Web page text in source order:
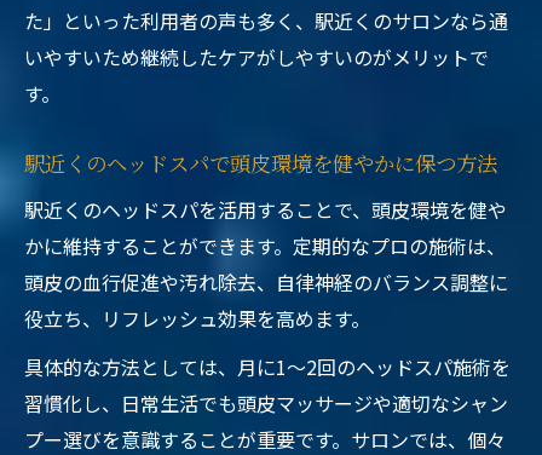
た」といった利用者の声も多く、駅近くのサロンなら通
いやすいため継続したケアがしやすいのがメリットで
す。
駅近くのヘッドスパで頭皮環境を健やかに保つ方法
駅近くのヘッドスパを活用することで、頭皮環境を健や
かに維持することができます。定期的なプロの施術は、
頭皮の血行促進や汚れ除去、自律神経のバランス調整に
役立ち、リフレッシュ効果を高めます。
具体的な方法としては、月に1〜2回のヘッドスパ施術を
習慣化し、日常生活でも頭皮マッサージや適切なシャン
プー選びを意識することが重要です。サロンでは、個々